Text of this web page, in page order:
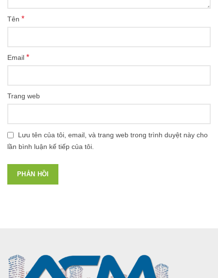
Tên *
Email *
Trang web
Lưu tên của tôi, email, và trang web trong trình duyệt này cho
lần bình luận kế tiếp của tôi.